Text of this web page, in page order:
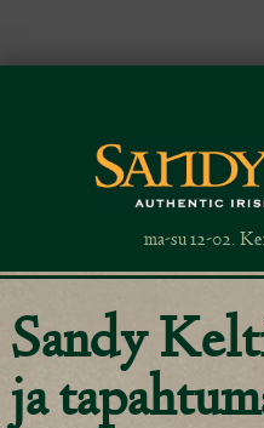
ma-su 12-02.
Sandy
ja